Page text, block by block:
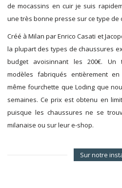
de mocassins en cuir je suis
une très bonne presse sur ce type de
Créé à Milan par Enrico Casati et
la plupart des types de chaussures
budget avoisinnant les 200€.
modèles fabriqués entièrement
même fourchette que Loding que
semaines. Ce prix est obtenu en
puisque les chaussures ne se
milanaise ou sur leur e-shop.
Sur notre